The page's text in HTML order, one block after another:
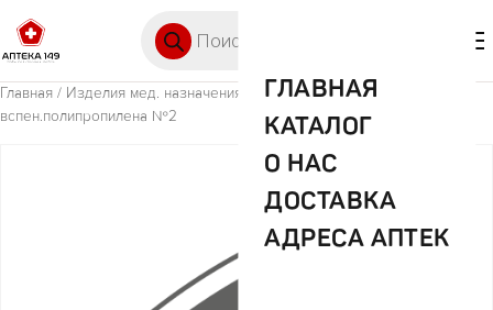
ГЛАВНАЯ
КАТАЛОГ
О НАС
ДОСТАВКА
АДРЕСА АПТЕК
Главная / Изделия мед. назначения (ИМН) / Беруши из
вспен.полипропилена №2